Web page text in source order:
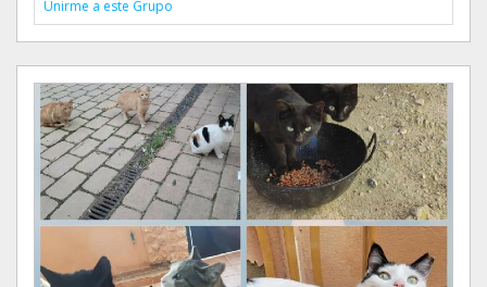
Unirme a este Grupo